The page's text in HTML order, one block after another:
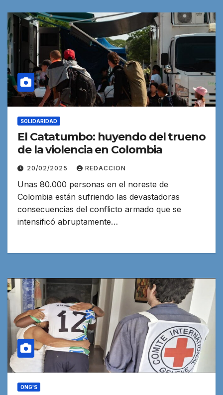
SOLIDARIDAD
El Catatumbo: huyendo del trueno
de la violencia en Colombia
20/02/2025 REDACCION
Unas 80.000 personas en el noreste de
Colombia están sufriendo las devastadoras
consecuencias del conflicto armado que se
intensificó abruptamente…
ONG'S